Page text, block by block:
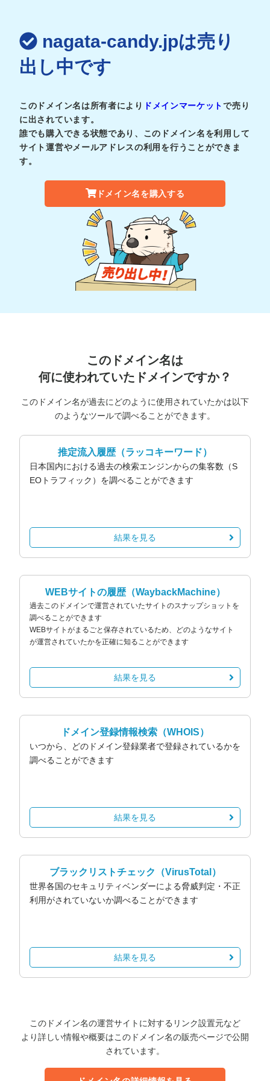
nagata-candy.jpは売り
出し中です
このドメイン名は所有者により ドメインマーケットで売り
に出されています。
誰でも購入できる状態であり、このドメイン名を利用して
サイト運営やメールアドレスの利用を行うことができま
す。
ドメイン名を購入する
このドメイン名は
何に使われていたドメインですか？
このドメイン名が過去にどのように使用されていたかは以下
のようなツールで調べることができます。
推定流入履歴（ラッコキーワード）
日本国内における過去の検索エンジンからの集客数（S
EOトラフィック）を調べることができます
結果を見る
WEBサイトの履歴（WaybackMachine）
過去このドメインで運営されていたサイトのスナップショットを
調べることができます
WEBサイトがまるごと保存されているため、どのようなサイト
が運営されていたかを正確に知ることができます
結果を見る
ドメイン登録情報検索 （WHOIS）
いつから、どのドメイン登録業者で登録されているかを
調べることができます
結果を見る
ブラックリストチェック （VirusTotal）
世界各国のセキュリティベンダーによる脅威判定・不正
利用がされていないか調べることができます
結果を見る
このドメイン名の運営サイトに対するリンク設置元など
より詳しい情報や概要はこのドメイン名の販売ページで公開
されています。